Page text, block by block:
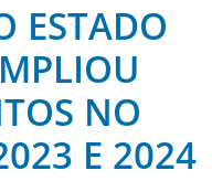
ESTADO
NO
E 2024